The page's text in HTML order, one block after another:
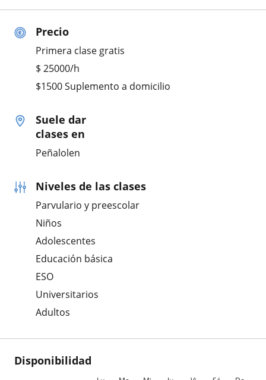
Precio
Primera clase gratis
$ 25000/h
$1500 Suplemento a domicilio
Suele dar
clases en
Peñalolen
Niveles de las clases
Parvulario y preescolar
Niños
Adolescentes
Educación básica
ESO
Universitarios
Adultos
Disponibilidad